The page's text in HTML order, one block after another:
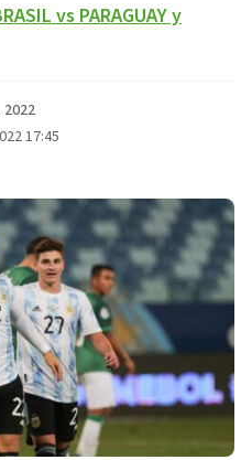
vs PARAGUAY y
17:45